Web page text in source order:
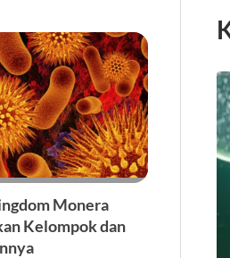
Monera
Kelompok dan